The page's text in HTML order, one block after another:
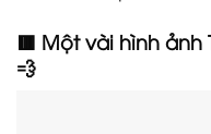
🟥 Một vài hình ảnh
💨